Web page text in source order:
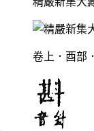
卷上．酉部